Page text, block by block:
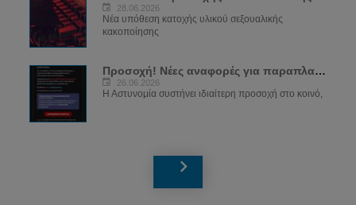
28.06.2026
Νέα υπόθεση κατοχής υλικού σεξουαλικής
κακοποίησης
Προσοχή! Νέες αναφορές για παραπλανητικά...
26.06.2026
Η Αστυνομία συστήνει ιδιαίτερη προσοχή στο κοινό,